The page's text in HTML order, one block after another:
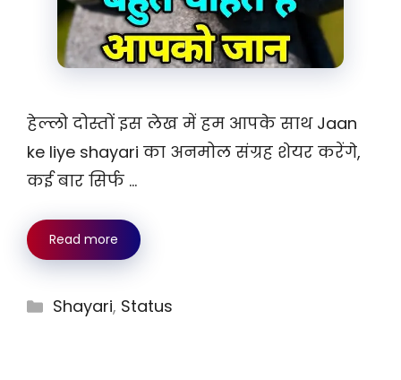
हेल्लो दोस्तों इस लेख में हम आपके साथ Jaan
ke liye shayari का अनमोल संग्रह शेयर करेंगे,
कई बार सिर्फ …
Read more
Categories
Shayari, Status